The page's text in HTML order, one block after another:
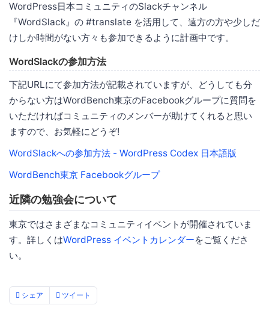
WordPress日本コミュニティのSlackチャンネル
『WordSlack』の #translate を活用して、遠方の方や少しだ
けしか時間がない方々も参加できるように計画中です。
WordSlackの参加方法
下記URLにて参加方法が記載されていますが、どうしても分
からない方はWordBench東京のFacebookグループに質問を
いただければコミュニティのメンバーが助けてくれると思い
ますので、お気軽にどうぞ!
WordSlackへの参加方法 - WordPress Codex 日本語版
WordBench東京 Facebookグループ
近隣の勉強会について
東京ではさまざまなコミュニティイベントが開催されていま
す。詳しくはWordPress イベントカレンダーをご覧くださ
い。
シェア ツイート